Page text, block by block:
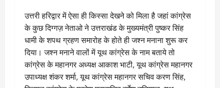
उत्तरी हरिद्वार में ऐसा ही किस्सा देखने को मिला है जहां कांग्रेस
के कुछ दिग्गज़ नेताओ ने उत्तराखंड के मुख्यमंत्री पुष्कर सिंह
धामी के शपथ ग्रहण समारोह के होते ही जश्न मनाना शुरू कर
दिया। जश्न मनाने वालों में यूथ कांग्रेस के नाम बताये तो
कांग्रेस के महानगर अध्यक्ष आकाश भाटी, यूथ कांग्रेस महानगर
उपाध्यक्ष शंकर शर्मा, यूथ कांग्रेस महानगर सचिव करण सिंह,